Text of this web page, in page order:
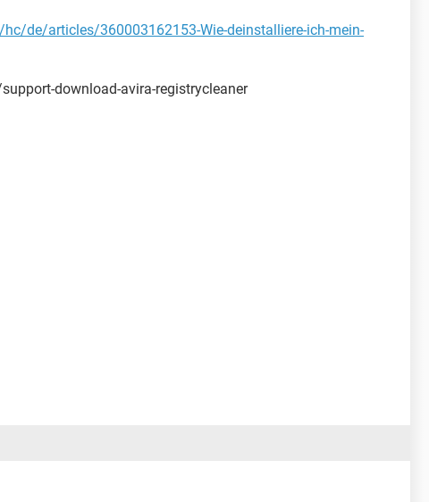
de/articles/360003162153-Wie-deinstalliere-ich-mein-
download-avira-registrycleaner